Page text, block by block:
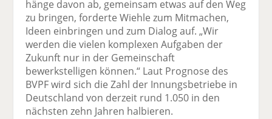
hänge davon ab, gemeinsam etwas auf den Weg
zu bringen, forderte Wiehle zum Mitmachen,
Ideen einbringen und zum Dialog auf. „Wir
werden die vielen komplexen Aufgaben der
Zukunft nur in der Gemeinschaft
bewerkstelligen können.“ Laut Prognose des
BVPF wird sich die Zahl der Innungsbetriebe in
Deutschland von derzeit rund 1.050 in den
nächsten zehn Jahren halbieren.